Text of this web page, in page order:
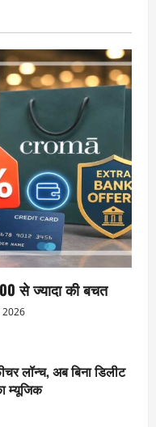
से ज्यादा की बचत
2026
लॉन्च, अब बिना डिलीट
म्यूजिक